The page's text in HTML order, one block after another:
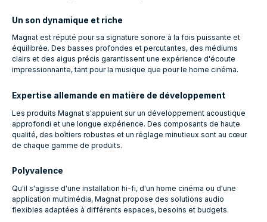
Un son dynamique et riche
Magnat est réputé pour sa signature sonore à la fois puissante et
équilibrée. Des basses profondes et percutantes, des médiums
clairs et des aigus précis garantissent une expérience d'écoute
impressionnante, tant pour la musique que pour le home cinéma.
Expertise allemande en matière de développement
Les produits Magnat s'appuient sur un développement acoustique
approfondi et une longue expérience. Des composants de haute
qualité, des boîtiers robustes et un réglage minutieux sont au cœur
de chaque gamme de produits.
Polyvalence
Qu'il s'agisse d'une installation hi-fi, d'un home cinéma ou d'une
application multimédia, Magnat propose des solutions audio
flexibles adaptées à différents espaces, besoins et budgets.